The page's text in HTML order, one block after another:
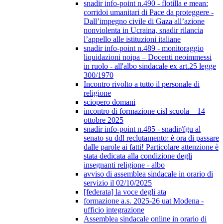
snadir info-point n.490 - flotilla e mean:
corridoi umanitari di Pace da proteggere -
Dall’impegno civile di Gaza all’azione
nonviolenta in Ucraina, snadir rilancia
l’appello alle istituzioni italiane
snadir info-point n.489 - monitoraggio
liquidazioni noipa – Docenti neoimmessi
in ruolo - all'albo sindacale ex art.25 legge
300/1970
Incontro rivolto a tutto il personale di
religione
sciopero domani
incontro di formazione cisl scuola – 14
ottobre 2025
snadir info-point n.485 - snadir/fgu al
senato su ddl reclutamento: è ora di passare
dalle parole ai fatti! Particolare attenzione è
stata dedicata alla condizione degli
insegnanti religione - albo
avviso di assemblea sindacale in orario di
servizio il 02/10/2025
[federata] la voce degli ata
formazione a.s. 2025-26 uat Modena -
ufficio integrazione
Assemblea sindacale online in orario di